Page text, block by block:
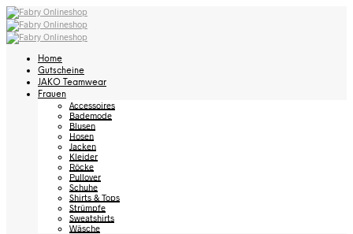
Home
Gutscheine
JAKO Teamwear
Frauen
Accessoires
Bademode
Blusen
Hosen
Jacken
Kleider
Röcke
Pullover
Schuhe
Shirts & Tops
Strümpfe
Sweatshirts
Wäsche